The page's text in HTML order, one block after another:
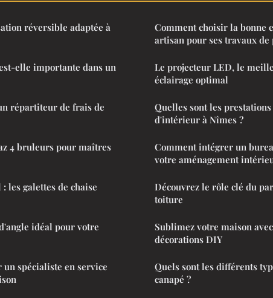
réversible adaptée à
elle importante dans un
répartiteur de frais de
4 bruleurs pour maîtres
les galettes de chaise
idéal pour votre
spécialiste en service
Comment choisir la bonne
artisan pour ses travaux de
Le projecteur LED, le
éclairage optimal
Quelles sont les
d'intérieur à Nîmes ?
Comment intégrer un
votre aménagement
Découvrez le rôle clé du
toiture
Sublimez votre maison
décorations DIY
Quels sont les différents
canapé ?